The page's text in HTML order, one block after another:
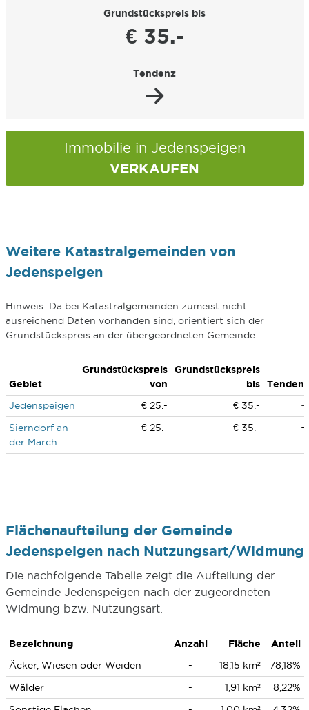
Grundstückspreis bis
€ 35.-
Tendenz
Immobilie in Jedenspeigen
VERKAUFEN
Weitere Katastralgemeinden von
Jedenspeigen
Hinweis: Da bei Katastralgemeinden zumeist nicht
ausreichend Daten vorhanden sind, orientiert sich der
Grundstückspreis an der übergeordneten Gemeinde.
Gebiet
Grundstückspreis
von
Grundstückspreis
bis
Tendenz
Jedenspeigen
€ 25.-
€ 35.-
Sierndorf an
der March
€ 25.- € 35.-
Flächenaufteilung der Gemeinde
Jedenspeigen nach Nutzungsart/Widmung
Die nachfolgende Tabelle zeigt die Aufteilung der
Gemeinde Jedenspeigen nach der zugeordneten
Widmung bzw. Nutzungsart.
Bezeichnung Anzahl Fläche
Anteil
Äcker, Wiesen oder Weiden
- 18,15 km²
78,18%
Wälder
- 1,91 km²
8,22%